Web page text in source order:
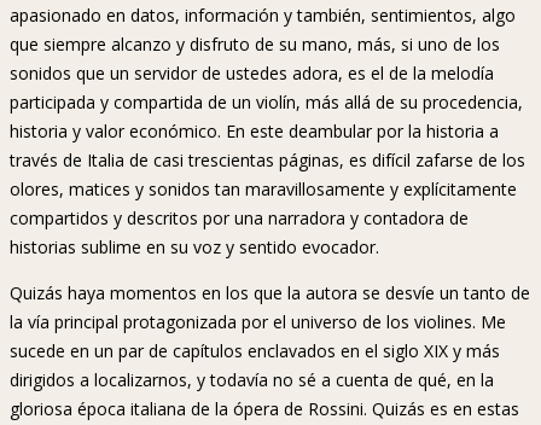
apasionado en datos, información y también, sentimientos, algo
que siempre alcanzo y disfruto de su mano, más, si uno de los
sonidos que un servidor de ustedes adora, es el de la melodía
participada y compartida de un violín, más allá de su procedencia,
historia y valor económico. En este deambular por la historia a
través de Italia de casi trescientas páginas, es difícil zafarse de los
olores, matices y sonidos tan maravillosamente y explícitamente
compartidos y descritos por una narradora y contadora de
historias sublime en su voz y sentido evocador.
Quizás haya momentos en los que la autora se desvíe un tanto de
la vía principal protagonizada por el universo de los violines. Me
sucede en un par de capítulos enclavados en el siglo XIX y más
dirigidos a localizarnos, y todavía no sé a cuenta de qué, en la
gloriosa época italiana de la ópera de Rossini. Quizás es en estas